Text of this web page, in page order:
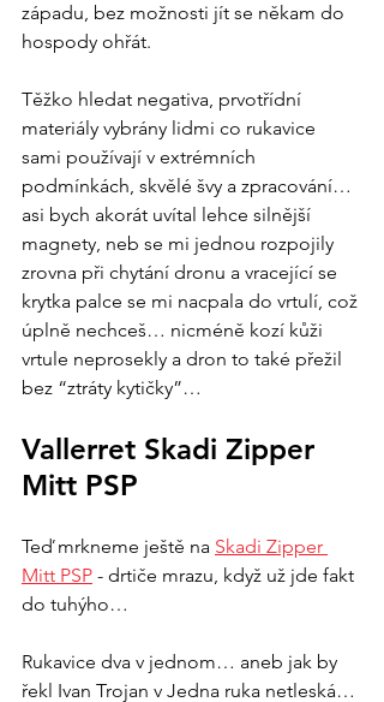
západu, bez možnosti jít se někam do
hospody ohřát.
Těžko hledat negativa, prvotřídní
materiály vybrány lidmi co rukavice
sami používají v extrémních
podmínkách, skvělé švy a zpracování…
asi bych akorát uvítal lehce silnější
magnety, neb se mi jednou rozpojily
zrovna při chytání dronu a vracející se
krytka palce se mi nacpala do vrtulí, což
úplně nechceš… nicméně kozí kůži
vrtule neprosekly a dron to také přežil
bez “ztráty kytičky”…
Vallerret Skadi Zipper
Mitt PSP
Teď mrkneme ještě na Skadi Zipper
Mitt PSP - drtiče mrazu, když už jde fakt
do tuhýho…
Rukavice dva v jednom… aneb jak by
řekl Ivan Trojan v Jedna ruka netleská…